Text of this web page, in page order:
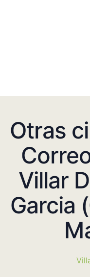
Otras
Villar
Garcia